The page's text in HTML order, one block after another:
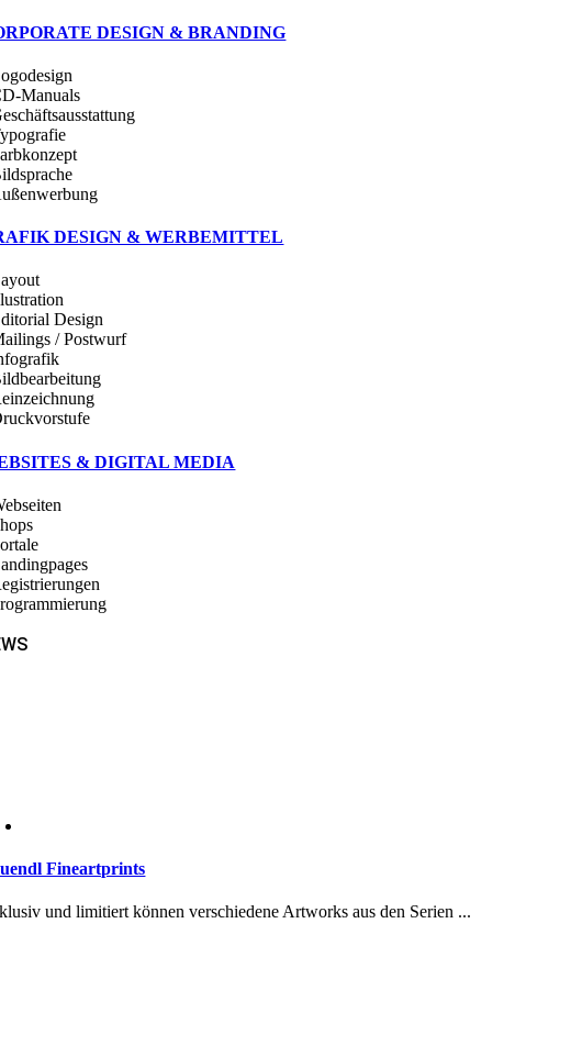
DESIGN & BRANDING
Manuals
DESIGN & WERBEMITTEL
Design
/ Postwurf
& DIGITAL MEDIA
Fineartprints
und limitiert können verschiedene Artworks aus den Serien ...